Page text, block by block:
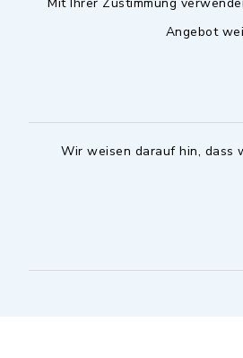
Angebot
Wir weisen darauf hin, dass
09102 9958-0
09102 9958-111
Notfallnummer